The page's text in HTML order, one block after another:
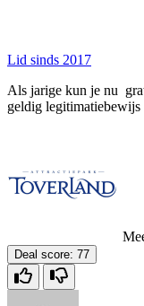
Lid sinds 2017
Als jarige kun je nu
geldig
Deal score: 77